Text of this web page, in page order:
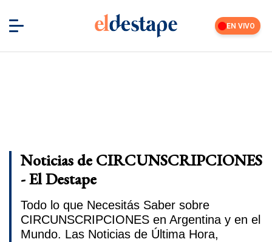
EN VIVO
Noticias de CIRCUNSCRIPCIONES
- El Destape
Todo lo que Necesitás Saber sobre
CIRCUNSCRIPCIONES en Argentina y en el
Mundo. Las Noticias de Última Hora,